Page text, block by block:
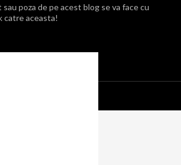
poza de pe acest blog se va face cu
catre aceasta!